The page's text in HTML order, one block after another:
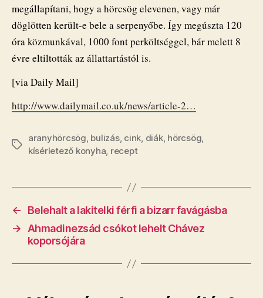
megállapítani, hogy a hörcsög elevenen, vagy már
döglötten került-e bele a serpenyőbe. Így megúszta 120
óra közmunkával, 1000 font perköltséggel, bár melett 8
évre eltiltották az állattartástól is.
[via Daily Mail]
http://www.dailymail.co.uk/news/article-2…
Címkék
aranyhörcsög, bulizás, cink, diák, hörcsög,
kísérletező konyha, recept
←
Belehalt a lakitelki férfi a bizarr favágásba
→ Ahmadinezsád csókot lehelt Chávez
koporsójára